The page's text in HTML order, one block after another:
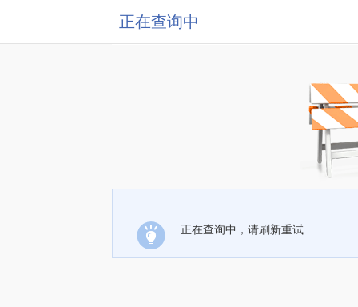
正在查询中
正在查询中，请刷新重试